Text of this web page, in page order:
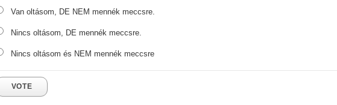
Van oltásom, DE NEM mennék meccsre.
Nincs oltásom, DE mennék meccsre.
Nincs oltásom és NEM mennék meccsre
VOTE